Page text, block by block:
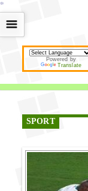
*
*
*
*
*
*
*
*
*
*
*
*
*
*
*
*
*
*
*
*
*
*
*
*
*
*
*
*
*
*
*
*
*
*
*
*
☰
SPORT